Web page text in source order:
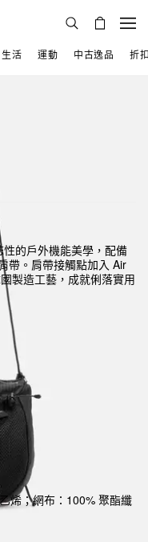
生活 運動 中古逸品 折
的戶外機能美學，配備
帶。肩帶接觸點加入 Air
製造工藝，成就俐落實用
烯；網布：100% 聚酯纖